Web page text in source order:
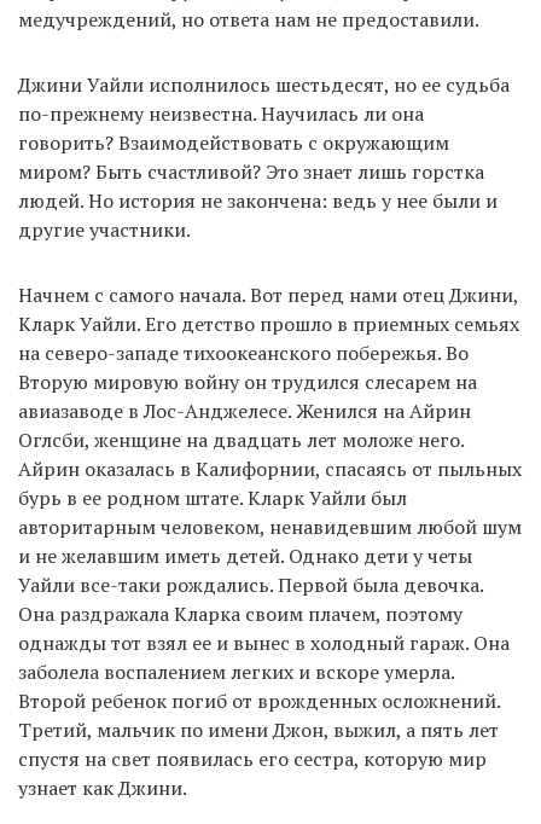
медучреждений, но ответа нам не предоставили.
Джини Уайли исполнилось шестьдесят, но ее судьба
по-прежнему неизвестна. Научилась ли она
говорить? Взаимодействовать с окружающим
миром? Быть счастливой? Это знает лишь горстка
людей. Но история не закончена: ведь у нее были и
другие участники.
Начнем с самого начала. Вот перед нами отец Джини,
Кларк Уайли. Его детство прошло в приемных семьях
на северо-западе тихоокеанского побережья. Во
Вторую мировую войну он трудился слесарем на
авиазаводе в Лос-Анджелесе. Женился на Айрин
Оглсби, женщине на двадцать лет моложе него.
Айрин оказалась в Калифорнии, спасаясь от пыльных
бурь в ее родном штате. Кларк Уайли был
авторитарным человеком, ненавидевшим любой шум
и не желавшим иметь детей. Однако дети у четы
Уайли все-таки рождались. Первой была девочка.
Она раздражала Кларка своим плачем, поэтому
однажды тот взял ее и вынес в холодный гараж. Она
заболела воспалением легких и вскоре умерла.
Второй ребенок погиб от врожденных осложнений.
Третий, мальчик по имени Джон, выжил, а пять лет
спустя на свет появилась его сестра, которую мир
узнает как Джини.